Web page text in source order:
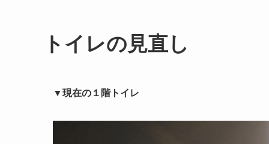
トイレの見直し
▼現在の１階トイレ